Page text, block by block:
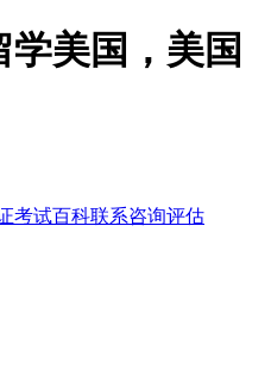
美国，美国
考试百科联系咨询评估